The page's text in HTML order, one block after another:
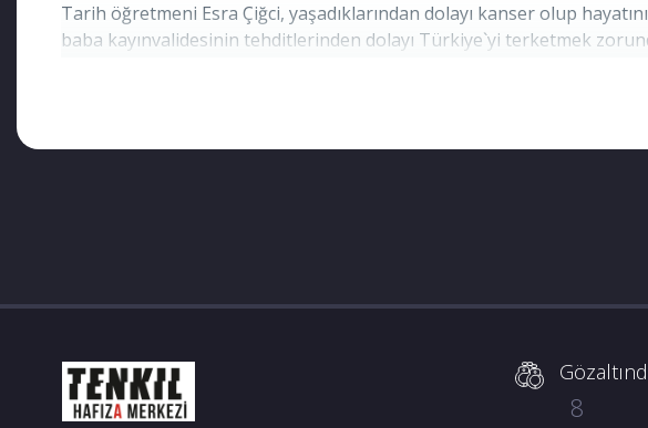
Tarih öğretmeni Esra Çiğci, yaşadıklarından dolayı kanser olup
baba kayınvalidesinin tehditlerinden dolayı Türkiye`yi terketmek
Kapatılan Dudullu FEM Dershanesi’nde tarih öğretmenliği yapan Esra
8